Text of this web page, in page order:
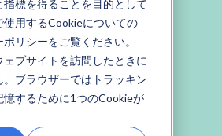
標を得ることを目的として
用するCookieについての
リシーをご覧ください。
ブサイトを訪問したときに
ブラウザーではトラッキン
するために1つのCookieが
を活用し
集サービ